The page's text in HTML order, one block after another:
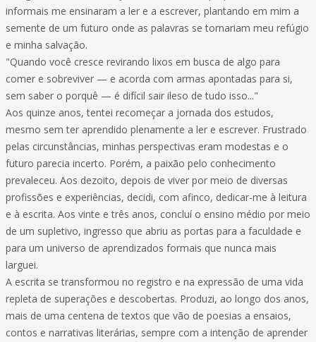
informais me ensinaram a ler e a escrever, plantando em mim a
semente de um futuro onde as palavras se tornariam meu refúgio
e minha salvação.
"Quando você cresce revirando lixos em busca de algo para
comer e sobreviver — e acorda com armas apontadas para si,
sem saber o porquê — é difícil sair ileso de tudo isso..."
Aos quinze anos, tentei recomeçar a jornada dos estudos,
mesmo sem ter aprendido plenamente a ler e escrever. Frustrado
pelas circunstâncias, minhas perspectivas eram modestas e o
futuro parecia incerto. Porém, a paixão pelo conhecimento
prevaleceu. Aos dezoito, depois de viver por meio de diversas
profissões e experiências, decidi, com afinco, dedicar-me à leitura
e à escrita. Aos vinte e três anos, concluí o ensino médio por meio
de um supletivo, ingresso que abriu as portas para a faculdade e
para um universo de aprendizados formais que nunca mais
larguei.
A escrita se transformou no registro e na expressão de uma vida
repleta de superações e descobertas. Produzi, ao longo dos anos,
mais de uma centena de textos que vão de poesias a ensaios,
contos e narrativas literárias, sempre com a intenção de aprender